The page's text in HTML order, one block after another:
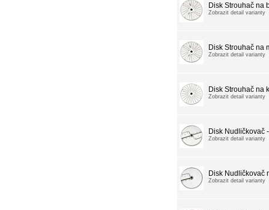
Disk Strouhač na
Zobrazit detail varianty
Disk Strouhač na
Zobrazit detail varianty
Disk Strouhač na
Zobrazit detail varianty
Disk Nudličkovač
Zobrazit detail varianty
Disk Nudličkovač
Zobrazit detail varianty